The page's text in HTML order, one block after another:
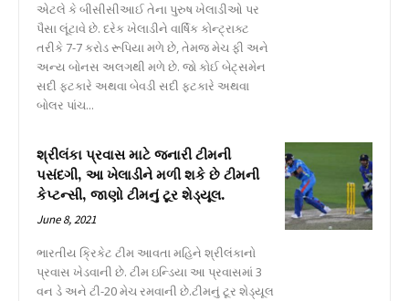
એટલે કે બીસીસીઆઈ તેના પુરુષ ખેલાડીઓ પર
પૈસા લૂંટાવે છે. દરેક ખેલાડીને વાર્ષિક કોન્ટ્રાક્ટ
તરીકે 7-7 કરોડ રૂપિયા મળે છે, તેમજ મેચ ફી અને
અન્ય બોનસ અલગથી મળે છે. જો કોઈ બેટ્સમેન
સદી ફટકારે અથવા બેવડી સદી ફટકારે અથવા
બોલર પાંચ...
શ્રીલંકા પ્રવાસ માટે જનારી ટીમની
પસંદગી, આ ખેલાડીને મળી શકે છે ટીમની
કેપ્ટન્સી, જાણો ટીમનું ટૂર શેડ્યૂલ.
June 8, 2021
ભારતીય ક્રિકેટ ટીમ આવતા મહિને શ્રીલંકાનો
પ્રવાસ ખેડવાની છે. ટીમ ઇન્ડિયા આ પ્રવાસમાં 3
વન ડે અને ટી-20 મેચ રમવાની છે.ટીમનું ટૂર શેડ્યૂલ